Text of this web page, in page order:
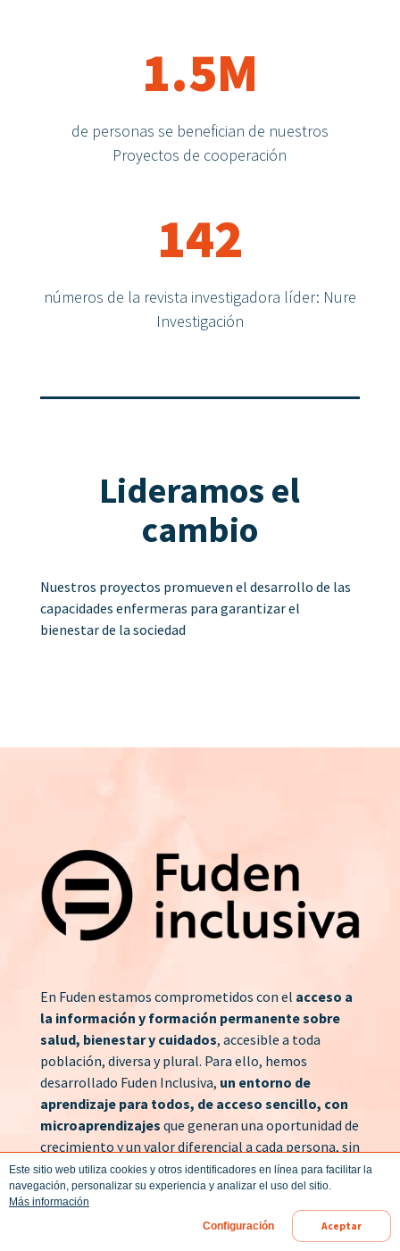
Este sitio web utiliza cookies y otros identificadores en línea para facilitar la
navegación, personalizar su experiencia y analizar el uso del sitio.
Más información
Configuración Aceptar
1.5M
de personas se benefician de nuestros
Proyectos de cooperación
142
números de la revista investigadora líder: Nure
Investigación
Lideramos el
cambio
Nuestros proyectos promueven el desarrollo de las
capacidades enfermeras para garantizar el
bienestar de la sociedad
En Fuden estamos comprometidos con el acceso a
la información y formación permanente sobre
salud, bienestar y cuidados, accesible a toda
población, diversa y plural. Para ello, hemos
desarrollado Fuden Inclusiva, un entorno de
aprendizaje para todos, de acceso sencillo, con
microaprendizajes que generan una oportunidad de
crecimiento y un valor diferencial a cada persona, sin
excepción.
Forma parte de nuestra comunidad